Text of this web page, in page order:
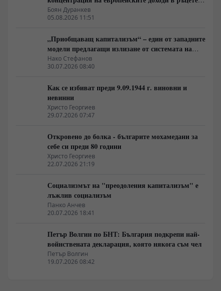
на най-богатия 1%, надминава и САЩ
Боян Дуранкев
05.08.2026 11:51
„Приобщаващ капитализъм“ – един от западните
модели предлагащи излизане от системата на
неолиберализма
Нако Стефанов
30.07.2026 08:40
Как се избиват преди 9.09.1944 г. виновни и
невинни
Христо Георгиев
29.07.2026 07:47
Откровено до болка - българите мохамедани за
себе си преди 80 години
Христо Георгиев
22.07.2026 21:19
Социализмът на "преодоления капитализъм" е
лъжлив социализъм
Панко Анчев
20.07.2026 18:41
Петър Волгин по БНТ: България подкрепи най-
войнствената декларация, която някога съм чел
Петър Волгин
19.07.2026 08:42